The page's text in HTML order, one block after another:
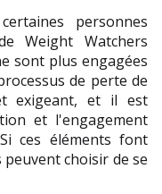
personnes
Weight Watchers
sont plus engagées
de perte de
exigeant, et il est
et l'engagement
ces éléments font
choisir de se